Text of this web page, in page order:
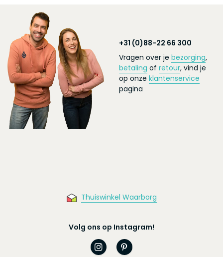
+31 (0)88-22 66 300
Vragen over je bezorging,
betaling of retour, vind je
op onze klantenservice
pagina
Thuiswinkel Waarborg
Volg ons op Instagram!